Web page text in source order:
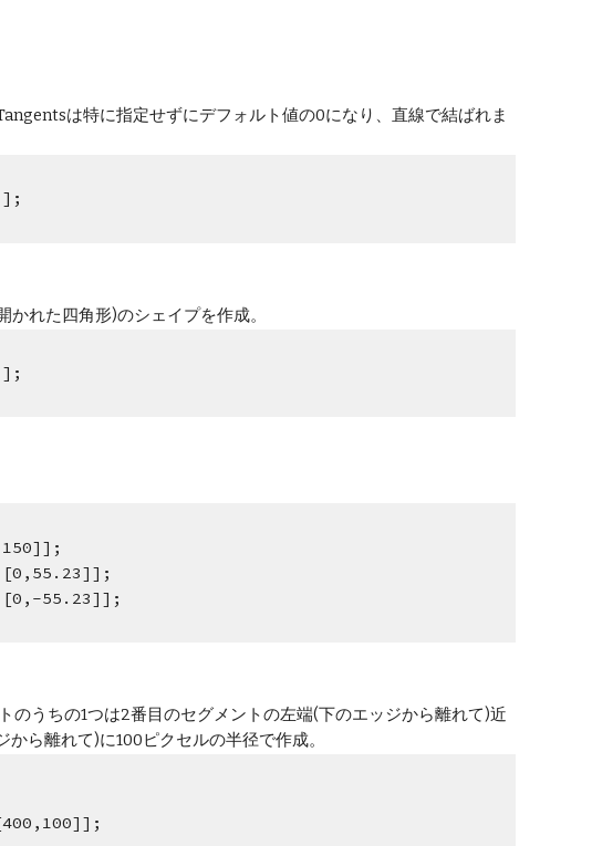
は特に指定せずにデフォルト値の0になり、直線で結ばれま
れた四角形)のシェイプを作成。
55.23]];
うちの1つは2番目のセグメントの左端(下のエッジから離れて)近
ら離れて)に100ピクセルの半径で作成。